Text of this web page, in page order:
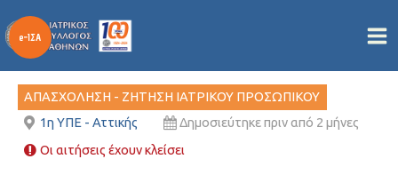
στο
περιεχόμενο
ΙΑΤΡΟΣ ΑΝΕΥ ΕΙΔΙΚΟΤΗΤΑΣ
/17/06/2026
ΑΠΑΣΧΟΛΗΣΗ - ΖΗΤΗΣΗ ΙΑΤΡΙΚΟΥ ΠΡΟΣΩΠΙΚΟΥ
1η ΥΠΕ - Αττικής
Δημοσιεύτηκε πριν από 2 μήνες
Οι αιτήσεις έχουν κλείσει